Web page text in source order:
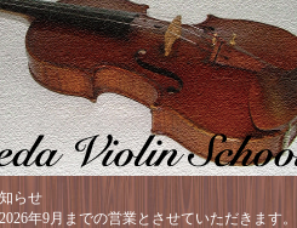
らせ
年9月までの営業とさせていただきます。